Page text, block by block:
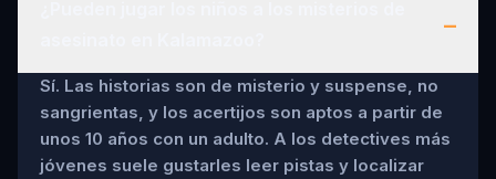
–
Sí. Las historias son de misterio y suspense, no
sangrientas, y los acertijos son aptos a partir de
unos 10 años con un adulto. A los detectives más
jóvenes suele gustarles leer pistas y localizar